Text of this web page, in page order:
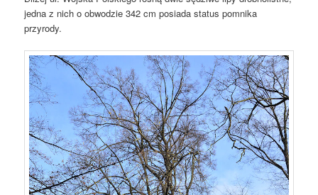
jedna z nich o obwodzie 342 cm posiada status pomnika
przyrody.